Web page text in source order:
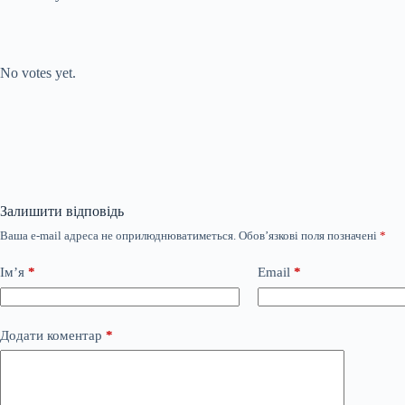
No votes yet.
Залишити відповідь
Ваша e-mail адреса не оприлюднюватиметься. Обов’язкові поля позначені *
Ім’я * Email *
Додати коментар *